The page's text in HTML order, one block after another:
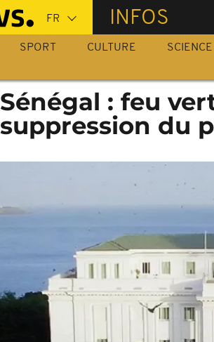
INFOS
SPORT CULTURE
Sénégal : feu
suppression du